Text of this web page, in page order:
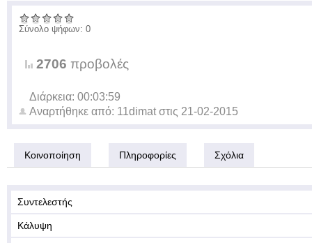
Σύνολο ψήφων: 0
2706 προβολές
Διάρκεια: 00:03:59
Αναρτήθηκε από: 11dimat στις 21-02-2015
Κοινοποίηση Πληροφορίες Σχόλια
Συντελεστής
Κάλυψη